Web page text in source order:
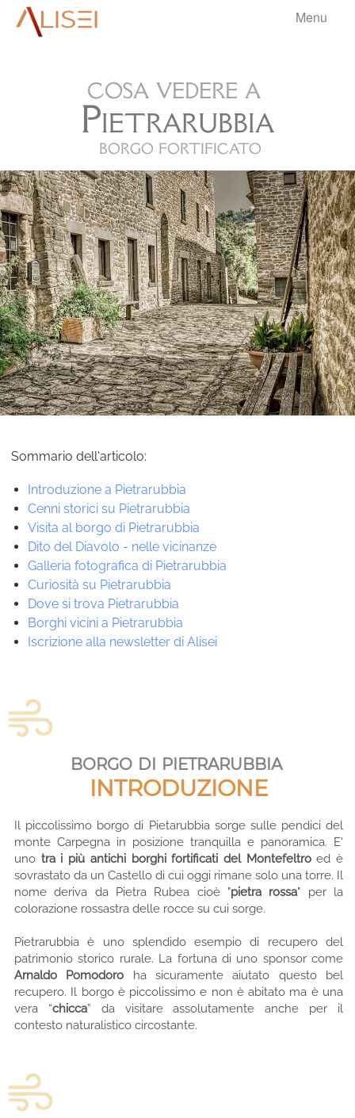
aliseri Menu
▼
BLOG▼
INFO▼
cosa vedere a
Pietrarubbia
borgo fortificato
.
.
.
.
Sommario dell'articolo:
Introduzione a Pietrarubbia
Cenni storici su Pietrarubbia
Visita al borgo di Pietrarubbia
Dito del Diavolo - nelle vicinanze
Galleria fotografica di Pietrarubbia
Curiosità su Pietrarubbia
Dove si trova Pietrarubbia
Borghi vicini a Pietrarubbia
Iscrizione alla newsletter di Alisei
borgo di pietrarubbia
INTRODUZIONE
Il piccolissimo borgo di Pietarubbia sorge sulle pendici del
monte Carpegna in posizione tranquilla e panoramica. E'
uno tra i più antichi borghi fortificati del Montefeltroed è
sovrastato da un Castello di cui oggi rimane solo una torre. Il
nome deriva da Pietra Rubea cioè "pietra rossa" per la
colorazione rossastra delle rocce su cui sorge.
Pietrarubbia è uno splendido esempio di recupero del
patrimonio storico rurale. La fortuna di uno sponsor come
Arnaldo Pomodoro ha sicuramente aiutato questo bel
recupero. Il borgo è piccolissimo e non è abitato ma è una
vera “chicca” da visitare assolutamente anche per il
contesto naturalistico circostante.